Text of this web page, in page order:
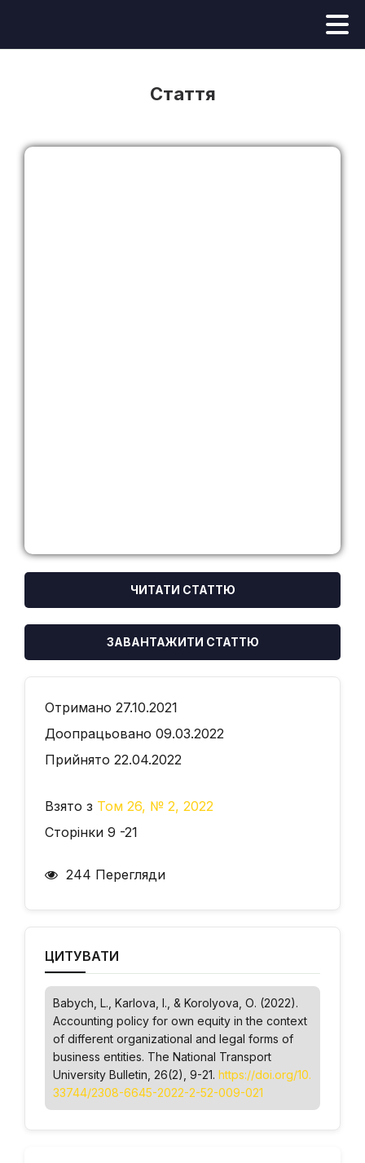
Стаття
ЧИТАТИ СТАТТЮ
ЗАВАНТАЖИТИ СТАТТЮ
Отримано 27.10.2021
Доопрацьовано 09.03.2022
Прийнято 22.04.2022
Взято з Том 26, № 2, 2022
Сторінки 9 -21
244 Перегляди
ЦИТУВАТИ
Babych, L., Karlova, І., & Korolyova, О. (2022).
Accounting policy for own equity in the context
of different organizational and legal forms of
business entities. The National Transport
University Bulletin , 26(2), 9-21. https://doi.org/10.
33744/2308-6645-2022-2-52-009-021